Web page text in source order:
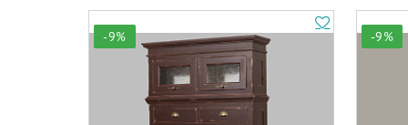
-9% -9%